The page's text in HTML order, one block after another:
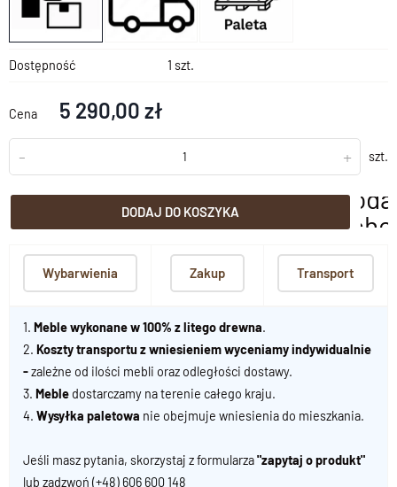
Dostępność 1 szt.
Cena 5 290,00 zł
- + szt.
DODAJ DO KOSZYKA
Wybarwienia Zakup Transport
1. Meble wykonane w 100% z litego drewna.
2. Koszty transportu z wniesieniem wyceniamy indywidualnie
-zależne od ilości mebli oraz odległości dostawy.
3. Meble dostarczamy na terenie całego kraju.
4. Wysyłka paletowa nie obejmuje wniesienia do mieszkania.
Jeśli masz pytania, skorzystaj z formularza"zapytaj o produkt"
lub zadzwoń (+48) 606 600 148